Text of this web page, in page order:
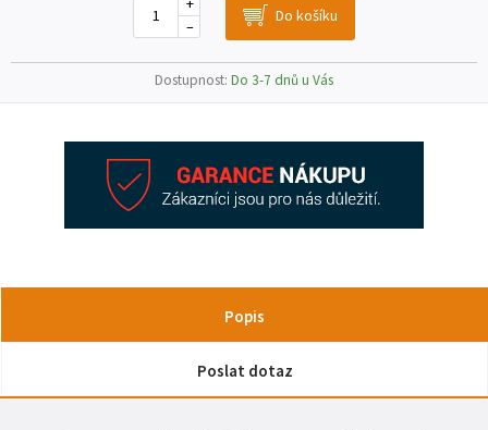
–
Dostupnost: Do 3-7 dnů u Vás
Popis
Poslat dotaz